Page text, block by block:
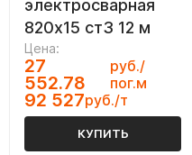
электросварная
820х15 ст3 12 м
Цена:
27
552.78
руб./
пог.м
92 527руб./т
КУПИТЬ